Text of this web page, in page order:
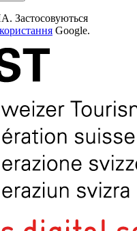
Застосовуються
Google.